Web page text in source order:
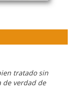
tratado sin
de verdad de